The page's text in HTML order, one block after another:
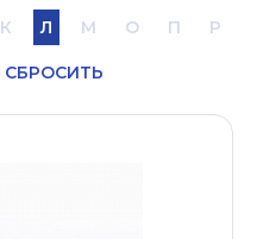
К Л М О П Р
СБРОСИТЬ